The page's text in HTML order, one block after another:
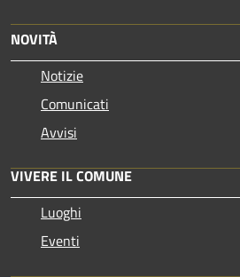
NOVITÀ
Notizie
Comunicati
Avvisi
VIVERE IL COMUNE
Luoghi
Eventi